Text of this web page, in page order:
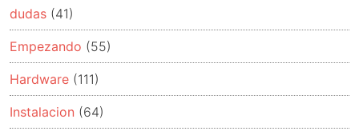
dudas (41)
Empezando (55)
Hardware (111)
Instalacion (64)